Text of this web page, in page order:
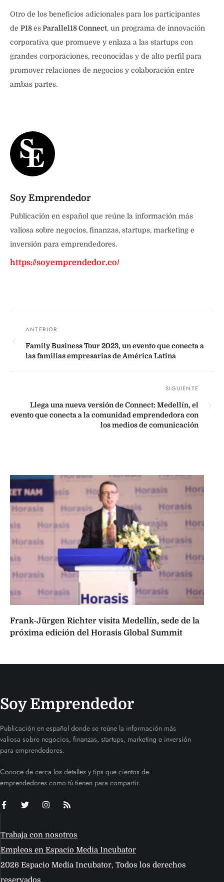
Otro de los beneficios adicionales para los participantes
de P18esParallel18 Connect, un programa de innovación
corporativa que promueve y enlaza a las startups con
grandes corporaciones, reconocidas y de alto perfil para
promover relaciones de negocios y colaboración entre
ambas partes.
Soy Emprendedor
Publicación en español que reúne la información más
valiosa sobre negocios, finanzas, startups, marketing e
inversión para emprendedores.
https://soyemprendedor.co/
Family Business Tour 2023, un evento que conecta a
las familias empresarias de América Latina
Llega una nueva versión de Connect: Medellín, el
evento que conecta a la comunidad emprendedora con
los medios de comunicación
Frank-Jürgen Richter visita Medellín, sede de la
próxima edición del Horasis Global Summit
Soy Emprendedor
Publicación en español donde se reúne la información más
valiosa sobre negocios, finanzas, startups, marketing e inversión
para emprendedores.
Conoce de cerca los detalles y tips que cientos de
emprendedores como tú tienen para compartir.
Trabaja con nosotros
Empleos en Espacio Media Incubator
2026 Espacio Media Incubator, Todos los derechos
reservados